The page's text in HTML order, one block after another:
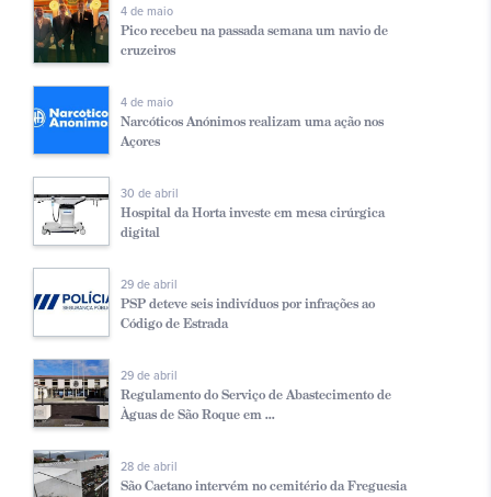
4 de maio
Pico recebeu na passada semana um navio de
cruzeiros
4 de maio
Narcóticos Anónimos realizam uma ação nos
Açores
30 de abril
Hospital da Horta investe em mesa cirúrgica
digital
29 de abril
PSP deteve seis indivíduos por infrações ao
Código de Estrada
29 de abril
Regulamento do Serviço de Abastecimento de
Àguas de São Roque em ...
28 de abril
São Caetano intervém no cemitério da Freguesia